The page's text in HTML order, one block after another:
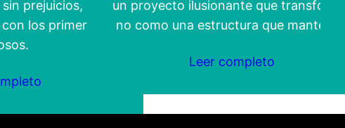
prejuicios, como
los primeros
un proyecto ilusionante que transforma,
no como una estructura que mantener.
Leer completo